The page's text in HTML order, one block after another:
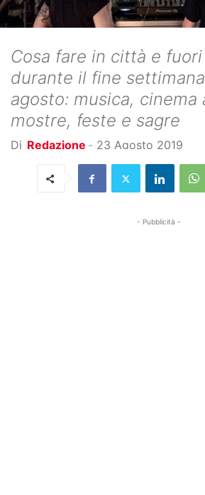
Cosa fare in città e
durante il fine
agosto: musica, cinema
mostre, feste e sagre
Di Redazione - 23 Agosto 2019
- Pubblicità -